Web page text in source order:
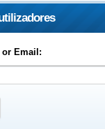
or Email: